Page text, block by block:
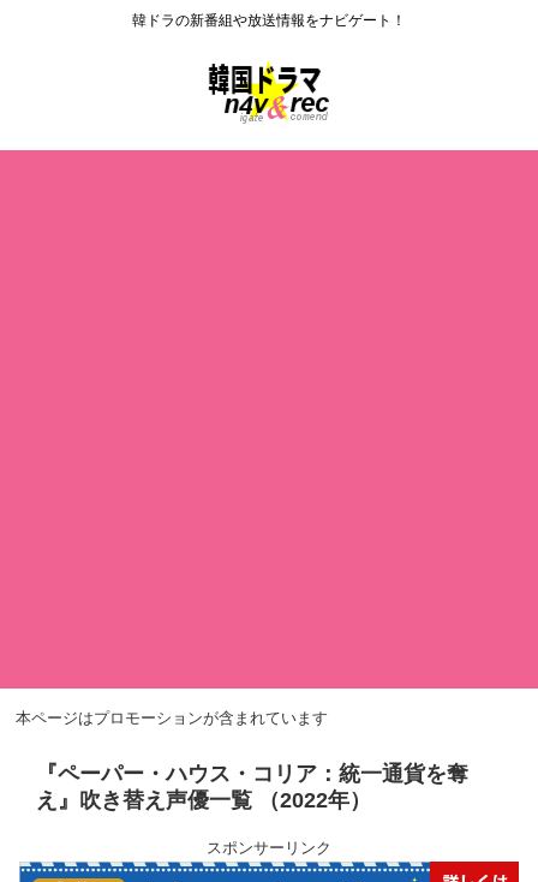
韓ドラの新番組や放送情報をナビゲート！
本ページはプロモーションが含まれています
『ペーパー・ハウス・コリア：統一通貨を奪
え』吹き替え声優一覧 （2022年）
スポンサーリンク